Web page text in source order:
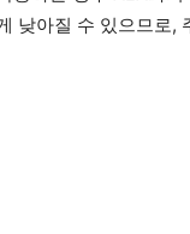
낮아질 수 있으므로,